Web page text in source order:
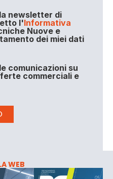
newsletter di
l'Informativa
Nuove e
dei miei dati
comunicazioni su
commerciali e
WEB